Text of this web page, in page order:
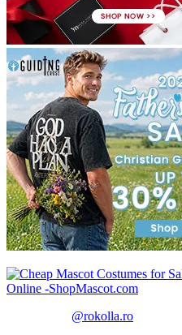
@rokolla.ro